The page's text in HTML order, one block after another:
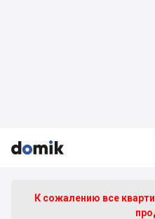



К сожалению все